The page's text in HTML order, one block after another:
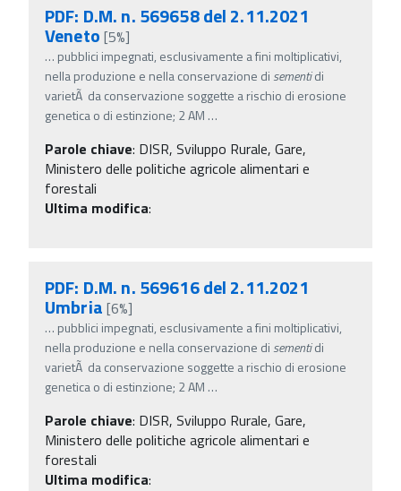
PDF: D.M. n. 569658 del 2.11.2021
Veneto [5%]
… pubblici impegnati, esclusivamente a fini moltiplicativi,
nella produzione e nella conservazione di sementidi
varietÃ da conservazione soggette a rischio di erosione
genetica o di estinzione; 2 AM …
Parole chiave: DISR, Sviluppo Rurale, Gare,
Ministero delle politiche agricole alimentari e
forestali
Ultima modifica:
PDF: D.M. n. 569616 del 2.11.2021
Umbria [6%]
… pubblici impegnati, esclusivamente a fini moltiplicativi,
nella produzione e nella conservazione di sementidi
varietÃ da conservazione soggette a rischio di erosione
genetica o di estinzione; 2 AM …
Parole chiave: DISR, Sviluppo Rurale, Gare,
Ministero delle politiche agricole alimentari e
forestali
Ultima modifica: